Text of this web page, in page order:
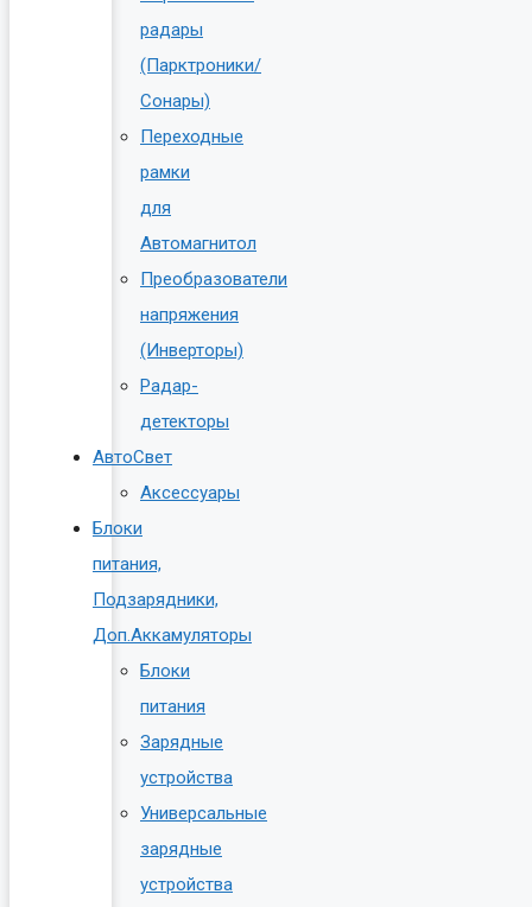
радары
(Парктроники/
Сонары)
Переходные
рамки
для
Автомагнитол
Преобразователи
напряжения
(Инверторы)
Радар-
детекторы
АвтоСвет
Аксессуары
Блоки
питания,
Подзарядники,
Доп.Аккамуляторы
Блоки
питания
Зарядные
устройства
Универсальные
зарядные
устройства